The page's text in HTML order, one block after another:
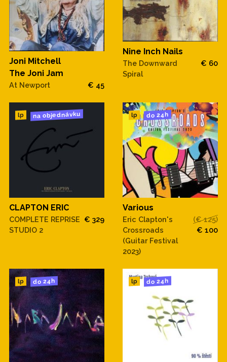
Joni Mitchell
The Joni Jam
At Newport € 45
Nine Inch Nails
The Downward
Spiral
€ 60
lp na objednávku
CLAPTON ERIC
COMPLETE REPRISE
STUDIO 2
€ 329
lp do 24h
Various
Eric Clapton's
Crossroads
(Guitar Festival
2023)
(€ 125)
€ 100
lp do 24h lp do 24h